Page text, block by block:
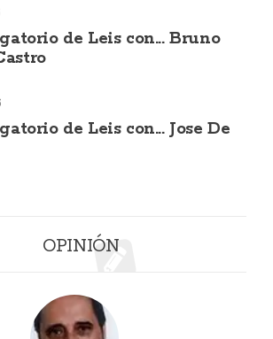
de Leis con... Bruno
de Leis con... Jose De
OPINIÓN